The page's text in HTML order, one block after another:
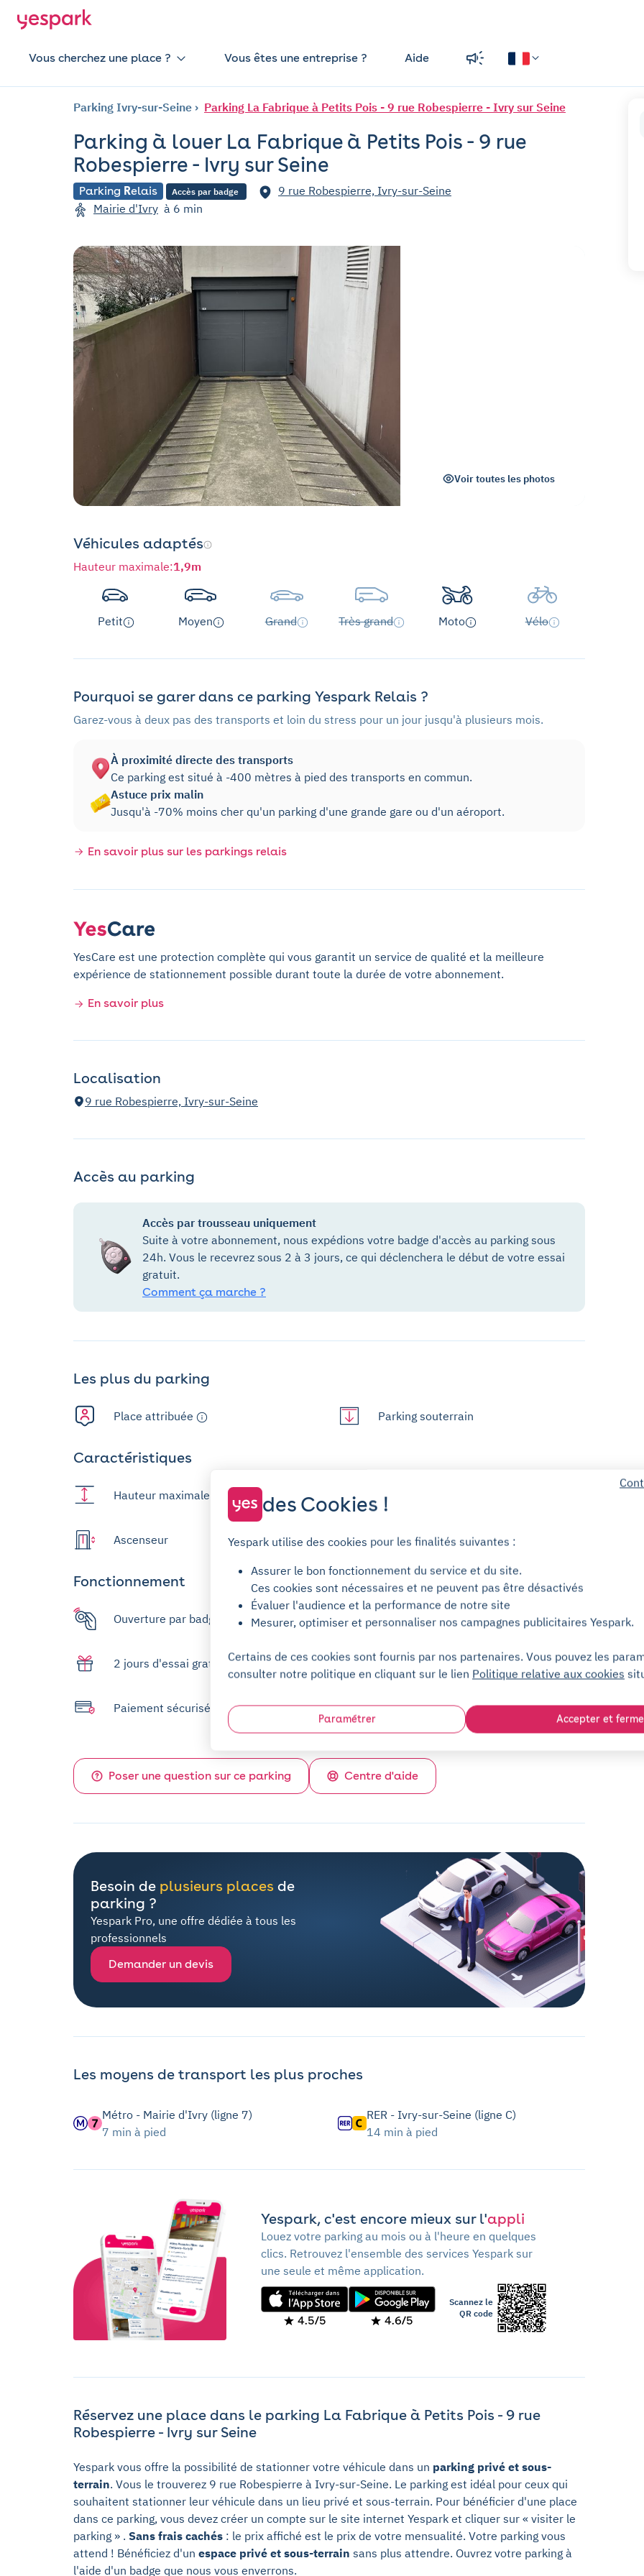
Vous cherchez une place ? Vous êtes une entreprise ? Aide
Parking Ivry-sur-Seine Parking La Fabrique à Petits Pois - 9 rue Robespierre - Ivry sur Seine
Parking à louer La Fabrique à Petits Pois - 9 rue
Robespierre - Ivry sur Seine
Parking Relais Accès par badge
9 rue Robespierre, Ivry-sur-Seine
Mairie d'Ivry à 6 min
Voir toutes les photos
Véhicules adaptés
Hauteur maximale:1,9m
Petit Moyen Grand Très grand Moto Vélo
Pourquoi se garer dans ce parking Yespark Relais ?
Garez-vous à deux pas des transports et loin du stress pour un jour jusqu'à plusieurs mois.
À proximité directe des transports
Ce parking est situé à -400 mètres à pied des transports en commun.
Astuce prix malin
Jusqu'à -70% moins cher qu'un parking d'une grande gare ou d'un aéroport.
En savoir plus sur les parkings relais
YesCare est une protection complète qui vous garantit un service de qualité et la meilleure
expérience de stationnement possible durant toute la durée de votre abonnement.
En savoir plus
Localisation
9 rue Robespierre, Ivry-sur-Seine
Accès au parking
Accès par trousseau uniquement
Suite à votre abonnement, nous expédions votre badge d'accès au parking sous
24h. Vous le recevrez sous 2 à 3 jours, ce qui déclenchera le début de votre essai
gratuit.
Comment ça marche ?
Les plus du parking
Place attribuée Parking souterrain
Caractéristiques
Hauteur maximale : 1,9m Sas sécurisé
Ascenseur
Fonctionnement
Ouverture par badge Service client (7j/7)
2 jours d'essai gratuit Sans engagement
Paiement sécurisé
Dépôt de garantie pour les moyens
Poser une question sur ce parking Centre d'aide
Besoin de plusieurs places de
parking ?
Yespark Pro, une offre dédiée à tous les
professionnels
Demander un devis
Les moyens de transport les plus proches
Métro - Mairie d'Ivry (ligne 7)
7 min à pied
RER - Ivry-sur-Seine (ligne C)
14 min à pied
Yespark, c'est encore mieux sur l'appli
Louez votre parking au mois ou à l'heure en quelques
clics. Retrouvez l'ensemble des services Yespark sur
une seule et même application.
4.5/5 4.6/5
Scannez le
QR code
Réservez une place dans le parking La Fabrique à Petits Pois - 9 rue
Robespierre - Ivry sur Seine
Yespark vous offre la possibilité de stationner votre véhicule dans un parking privé et sous-
terrain. Vous le trouverez 9 rue Robespierre à Ivry-sur-Seine. Le parking est idéal pour ceux qui
souhaitent stationner leur véhicule dans un lieu privé et sous-terrain. Pour bénéficier d'une place
dans ce parking, vous devez créer un compte sur le site internet Yespark et cliquer sur « visiter le
parking » . Sans frais cachés : le prix affiché est le prix de votre mensualité. Votre parking vous
attend ! Bénéficiez d'un espace privé et sous-terrain sans plus attendre. Ouvrez votre parking à
l'aide d'un badge que nous vous enverrons.
des Cookies !
Yespark utilise des cookies pour les finalités suivantes :
Assurer le bon fonctionnement du service et du site.
Ces cookies sont nécessaires et ne peuvent pas être désactivés
Évaluer l'audience et la performance de notre site
Mesurer, optimiser et personnaliser nos campagnes publicitaires Yespark.
Certains de ces cookies sont fournis par nos partenaires. Vous pouvez les
consulter notre politique en cliquant sur le lien Politique relative aux cookies
Paramétrer Accepter et